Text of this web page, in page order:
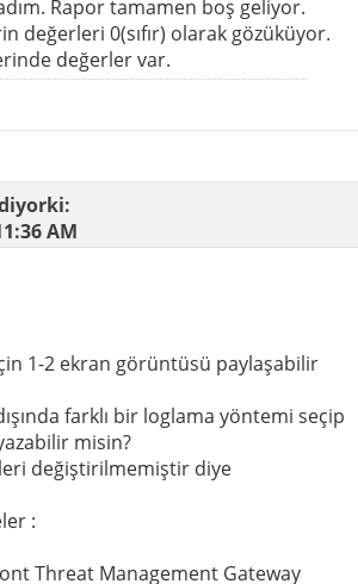
Rapor tamamen boş geliyor.
değerleri 0(sıfır) olarak gözüküyor.
değerler var.
AM
1-2 ekran görüntüsü paylaşabilir
farklı bir loglama yöntemi seçip
misin?
değiştirilmemiştir diye
:
Threat Management Gateway